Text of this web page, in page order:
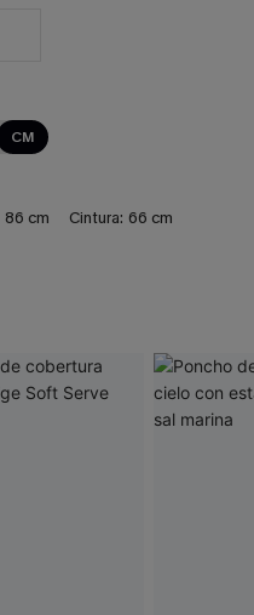
CM
86 cm Cintura: 66 cm